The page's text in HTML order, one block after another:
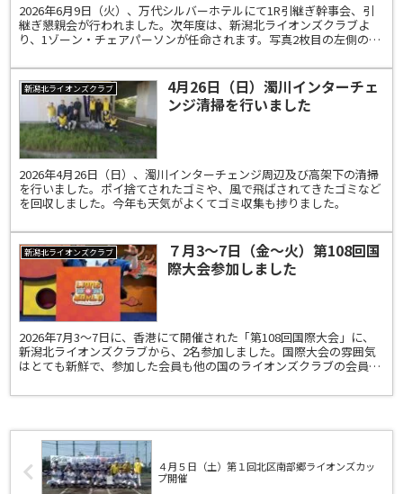
2026年6月9日（火）、万代シルバーホテルにて1R引継ぎ幹事会、引
継ぎ懇親会が行われました。次年度は、新潟北ライオンズクラブよ
り、1ゾーン・チェアパーソンが任命されます。写真2枚目の左側のマ
新潟北ライオンズクラブ
4月26日（日）濁川インターチェ
ンジ清掃を行いました
2026年4月26日（日）、濁川インターチェンジ周辺及び高架下の清掃
を行いました。ポイ捨てされたゴミや、風で飛ばされてきたゴミなど
を回収しました。今年も天気がよくてゴミ収集も捗りました。
新潟北ライオンズクラブ
７月3～7日（金～火）第108回国
際大会参加しました
2026年7月3～7日に、香港にて開催された「第108回国際大会」に、
新潟北ライオンズクラブから、2名参加しました。国際大会の雰囲気
はとても新鮮で、参加した会員も他の国のライオンズクラブの会員と
４月５日（土）第１回北区南部郷ライオンズカッ
プ開催